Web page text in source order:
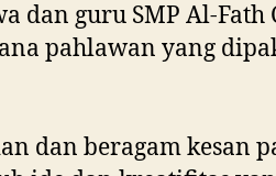
dan guru SMP Al-Fath
pahlawan yang
dan beragam kesan